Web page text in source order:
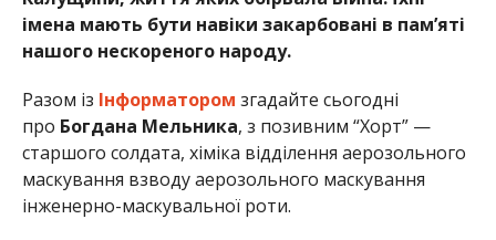
імена мають бути навіки закарбовані в пам’яті
нашого нескореного народу.
Разом із Інформатором згадайте сьогодні
про Богдана Мельника, з позивним “Хорт” —
старшого солдата, хіміка відділення аерозольного
маскування взводу аерозольного маскування
інженерно-маскувальної роти.